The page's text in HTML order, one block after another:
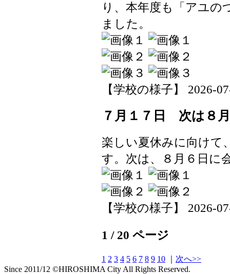
り、本年度も「アユの
ました。
【学校の様子】 2026-
７月１７日 次は８
楽しい夏休みに向けて
す。次は、８月６日に
【学校の様子】 2026-
1 / 20 ページ
1 2 3 4 5 6 7 8 9 10
次へ>>
Since 2011/12 ©HIROSHIMA City All Rights Reserved.